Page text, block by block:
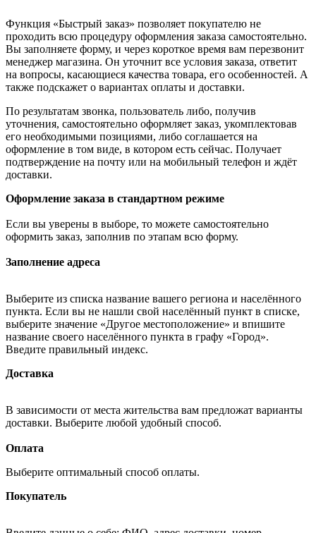
Функция «Быстрый заказ» позволяет покупателю не
проходить всю процедуру оформления заказа самостоятельно.
Вы заполняете форму, и через короткое время вам перезвонит
менеджер магазина. Он уточнит все условия заказа, ответит
на вопросы, касающиеся качества товара, его особенностей. А
также подскажет о вариантах оплаты и доставки.
По результатам звонка, пользователь либо, получив
уточнения, самостоятельно оформляет заказ, укомплектовав
его необходимыми позициями, либо соглашается на
оформление в том виде, в котором есть сейчас. Получает
подтверждение на почту или на мобильный телефон и ждёт
доставки.
Оформление заказа в стандартном режиме
Если вы уверены в выборе, то можете самостоятельно
оформить заказ, заполнив по этапам всю форму.
Заполнение адреса
Выберите из списка название вашего региона и населённого
пункта. Если вы не нашли свой населённый пункт в списке,
выберите значение «Другое местоположение» и впишите
название своего населённого пункта в графу «Город».
Введите правильный индекс.
Доставка
В зависимости от места жительства вам предложат варианты
доставки. Выберите любой удобный способ.
Оплата
Выберите оптимальный способ оплаты.
Покупатель